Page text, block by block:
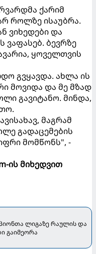
ქარიმ
როლზე ისაუბრა.
ვიხედები და
ვაფასებ. ბევრზე
ყოველთვის
გვყავდა. ახლა ის
მოვიდა და მე მზად
გავიტანო. მინდა,
მაგრამ
გადაცემების
მომწონს", -
ის მიხედვით
ლიგაზე რაულის და
გაიმეორა